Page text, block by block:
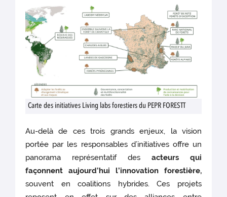
Carte des initiatives Living labs forestiers du PEPR FORESTT
Au-delà de ces trois grands enjeux, la vision
portée par les responsables d’initiatives offre un
panorama représentatif des acteurs qui
façonnent aujourd’hui l’innovation forestière,
souvent en coalitions hybrides. Ces projets